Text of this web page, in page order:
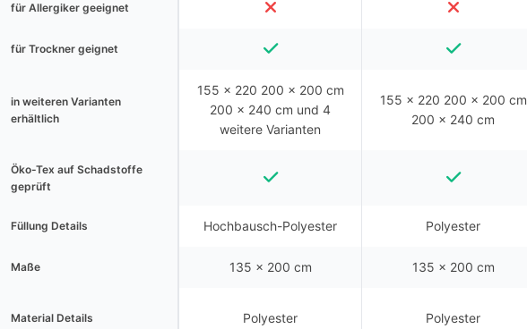
für Allergiker geeignet
für Trockner geignet
in weiteren Varianten
erhältlich
155 x 220 200 x 200 cm
200 x 240 cm und 4
weitere Varianten
155 x 220 200 x 200 cm
200 x 240 cm
Öko-Tex auf Schadstoffe
geprüft
Füllung Details Hochbausch-Polyester Polyester
Maße 135 x 200 cm 135 x 200 cm
Material Details Polyester Polyester